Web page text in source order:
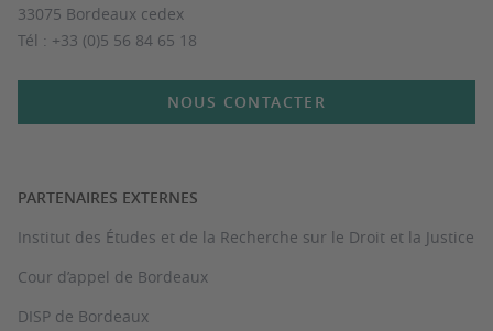
33075 Bordeaux cedex
Tél : +33 (0)5 56 84 65 18
NOUS CONTACTER
PARTENAIRES EXTERNES
Institut des Études et de la Recherche sur le Droit et la Justice
Cour d’appel de Bordeaux
DISP de Bordeaux